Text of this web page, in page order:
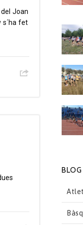
Joan
s´ha fet
BLOG